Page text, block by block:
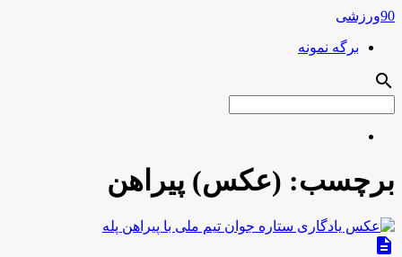
90ورزشی
برگه نمونه
search
برچسب: (عکس) پیراهن
description